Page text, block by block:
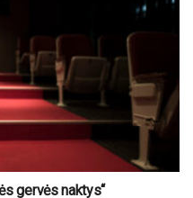
gervės naktys“